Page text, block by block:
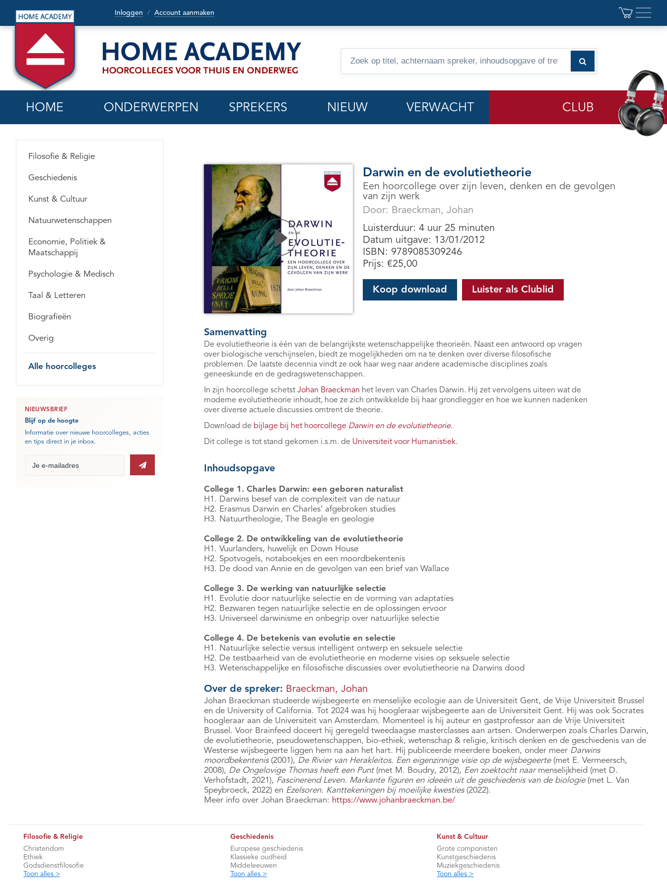
Inloggen / Account aanmaken
HOME ONDERWERPEN SPREKERS NIEUW VERWACHT CLUB
Filosofie & Religie
Geschiedenis
Kunst & Cultuur
Natuurwetenschappen
Economie, Politiek &
Maatschappij
Psychologie & Medisch
Taal & Letteren
Biografieën
Overig
Alle hoorcolleges
NIEUWSBRIEF
Blijf op de hoogte
Informatie over nieuwe hoorcolleges, acties
en tips direct in je inbox.
Darwin en de evolutietheorie
Een hoorcollege over zijn leven, denken en de gevolgen
van zijn werk
Door: Braeckman, Johan
Luisterduur: 4 uur 25 minuten
Datum uitgave: 13/01/2012
ISBN: 9789085309246
Prijs: €25,00
Koop download Luister als Clublid
Samenvatting
De evolutietheorie is één van de belangrijkste wetenschappelijke theorieën. Naast een antwoord op vragen
over biologische verschijnselen, biedt ze mogelijkheden om na te denken over diverse filosofische
problemen. De laatste decennia vindt ze ook haar weg naar andere academische disciplines zoals
geneeskunde en de gedragswetenschappen.
In zijn hoorcollege schetst Johan Braeckman het leven van Charles Darwin. Hij zet vervolgens uiteen wat de
moderne evolutietheorie inhoudt, hoe ze zich ontwikkelde bij haar grondlegger en hoe we kunnen nadenken
over diverse actuele discussies omtrent de theorie.
Download de bijlage bij het hoorcollege Darwin en de evolutietheorie.
Dit college is tot stand gekomen i.s.m. de Universiteit voor Humanistiek.
Inhoudsopgave
College 1. Charles Darwin: een geboren naturalist
H1. Darwins besef van de complexiteit van de natuur
H2. Erasmus Darwin en Charles’ afgebroken studies
H3. Natuurtheologie, The Beagle en geologie
College 2. De ontwikkeling van de evolutietheorie
H1. Vuurlanders, huwelijk en Down House
H2. Spotvogels, notaboekjes en een moordbekentenis
H3. De dood van Annie en de gevolgen van een brief van Wallace
College 3. De werking van natuurlijke selectie
H1. Evolutie door natuurlijke selectie en de vorming van adaptaties
H2. Bezwaren tegen natuurlijke selectie en de oplossingen ervoor
H3. Universeel darwinisme en onbegrip over natuurlijke selectie
College 4. De betekenis van evolutie en selectie
H1. Natuurlijke selectie versus intelligent ontwerp en seksuele selectie
H2. De testbaarheid van de evolutietheorie en moderne visies op seksuele selectie
H3. Wetenschappelijke en filosofische discussies over evolutietheorie na Darwins dood
Over de spreker: Braeckman, Johan
Johan Braeckman studeerde wijsbegeerte en menselijke ecologie aan de Universiteit Gent, de Vrije Universiteit Brussel
en de University of California. Tot 2024 was hij hoogleraar wijsbegeerte aan de Universiteit Gent. Hij was ook Socrates
hoogleraar aan de Universiteit van Amsterdam. Momenteel is hij auteur en gastprofessor aan de Vrije Universiteit
Brussel. Voor Brainfeed doceert hij geregeld tweedaagse masterclasses aan artsen. Onderwerpen zoals Charles Darwin,
de evolutietheorie, pseudowetenschappen, bio-ethiek, wetenschap & religie, kritisch denken en de geschiedenis van de
Westerse wijsbegeerte liggen hem na aan het hart. Hij publiceerde meerdere boeken, onder meer Darwins
moordbekentenis(2001), De Rivier van Herakleitos. Een eigenzinnige visie op de wijsbegeerte(met E. Vermeersch,
2008), De Ongelovige Thomas heeft een Punt(met M. Boudry, 2012), Een zoektocht naar menselijkheid (met D.
Verhofstadt, 2021), Fascinerend Leven. Markante figuren en ideeën uit de geschiedenis van de biologie(met L. Van
Speybroeck, 2022) en Ezelsoren. Kanttekeningen bij moeilijke kwesties(2022).
Meer info over Johan Braeckman: https://www.johanbraeckman.be/
Filosofie & Religie
Christendom
Ethiek
Godsdienstfilosofie
Toon alles >
Geschiedenis
Europese geschiedenis
Klassieke oudheid
Middeleeuwen
Toon alles >
Kunst & Cultuur
Grote componisten
Kunstgeschiedenis
Muziekgeschiedenis
Toon alles >